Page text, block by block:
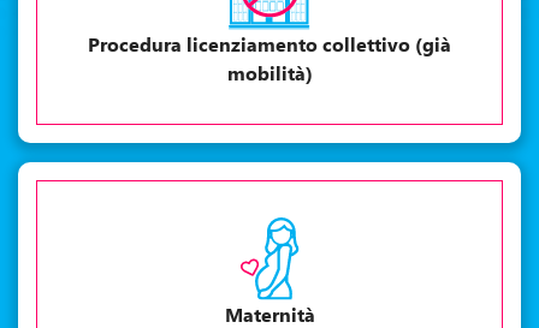
Procedura licenziamento collettivo (già
mobilità)
Maternità